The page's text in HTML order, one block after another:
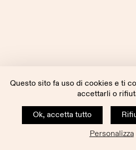
Questo sito fa uso di cookies e ti
accettarli o
Ok, accetta tutto
Personalizza